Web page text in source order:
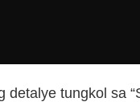
detalye tungkol sa